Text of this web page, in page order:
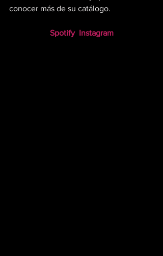
conocer más de su catálogo.
Spotify Instagram